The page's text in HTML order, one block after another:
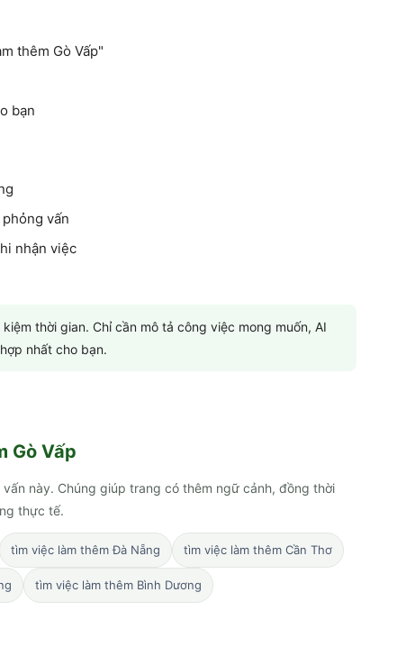
thêm Gò Vấp"
bạn
vấn
nhận việc
thời gian. Chỉ cần mô tả công việc mong muốn, AI
nhất cho bạn.
Gò Vấp
này. Chúng giúp trang có thêm ngữ cảnh, đồng thời
thực tế.
tìm việc làm thêm Đà Nẵng tìm việc làm thêm Cần Thơ
tìm việc làm thêm Bình Dương